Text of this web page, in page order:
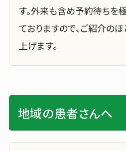
す。外来も含め予約待ちを
ておりますので、ご紹介の
上げます。
地域の患者さんへ